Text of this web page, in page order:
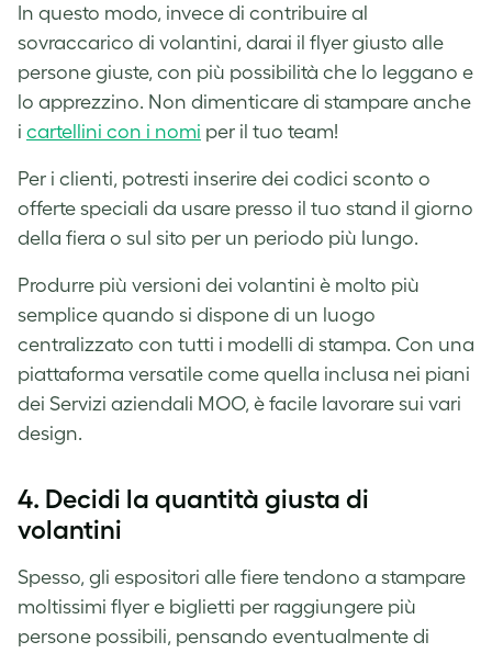
In questo modo, invece di contribuire al
sovraccarico di volantini, darai il flyer giusto alle
persone giuste, con più possibilità che lo leggano e
lo apprezzino. Non dimenticare di stampare anche
i cartellini con i nomi per il tuo team!
Per i clienti, potresti inserire dei codici sconto o
offerte speciali da usare presso il tuo stand il giorno
della fiera o sul sito per un periodo più lungo.
Produrre più versioni dei volantini è molto più
semplice quando si dispone di un luogo
centralizzato con tutti i modelli di stampa. Con una
piattaforma versatile come quella inclusa nei piani
dei Servizi aziendali MOO, è facile lavorare sui vari
design.
4. Decidi la quantità giusta di
volantini
Spesso, gli espositori alle fiere tendono a stampare
moltissimi flyer e biglietti per raggiungere più
persone possibili, pensando eventualmente di